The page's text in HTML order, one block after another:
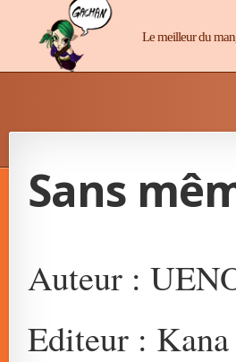
Manga-Chan
Le meilleur du
Sans
Auteur :
Editeur : Kana